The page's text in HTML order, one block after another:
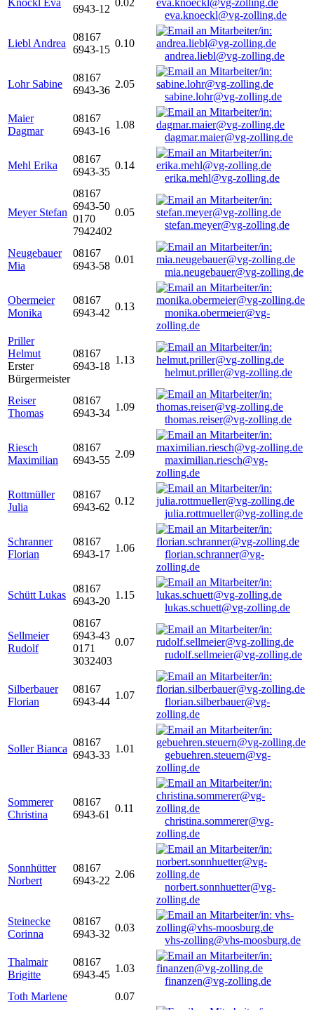
Knöckl Eva
6943-12
0.02
eva.knoeckl@vg-zolling.de
Liebl Andrea
08167
6943-15
0.10
andrea.liebl@vg-zolling.de
Lohr Sabine
08167
6943-36
2.05
sabine.lohr@vg-zolling.de
Maier
Dagmar
08167
6943-16
1.08
dagmar.maier@vg-zolling.de
Mehl Erika
08167
6943-35
0.14
erika.mehl@vg-zolling.de
Meyer Stefan
08167
6943-50
0170
7942402
0.05
stefan.meyer@vg-zolling.de
Neugebauer
Mia
08167
6943-58
0.01
mia.neugebauer@vg-zolling.de
Obermeier
Monika
08167
6943-42
0.13
monika.obermeier@vg-
zolling.de
Priller
Helmut
Erster
Bürgermeister
08167
6943-18
1.13
helmut.priller@vg-zolling.de
Reiser
Thomas
08167
6943-34
1.09
thomas.reiser@vg-zolling.de
Riesch
Maximilian
08167
6943-55
2.09
maximilian.riesch@vg-
zolling.de
Rottmüller
Julia
08167
6943-62
0.12
julia.rottmueller@vg-zolling.de
Schranner
Florian
08167
6943-17
1.06
florian.schranner@vg-
zolling.de
Schütt Lukas
08167
6943-20
1.15
lukas.schuett@vg-zolling.de
Sellmeier
Rudolf
08167
6943-43
0171
3032403
0.07
rudolf.sellmeier@vg-zolling.de
Silberbauer
Florian
08167
6943-44
1.07
florian.silberbauer@vg-
zolling.de
Soller Bianca
08167
6943-33
1.01
gebuehren.steuern@vg-
zolling.de
Sommerer
Christina
08167
6943-61
0.11
christina.sommerer@vg-
zolling.de
Sonnhütter
Norbert
08167
6943-22
2.06
norbert.sonnhuetter@vg-
zolling.de
Steinecke
Corinna
08167
6943-32
0.03
vhs-zolling@vhs-moosburg.de
Thalmair
Brigitte
08167
6943-45
1.03
finanzen@vg-zolling.de
Toth Marlene
0.07